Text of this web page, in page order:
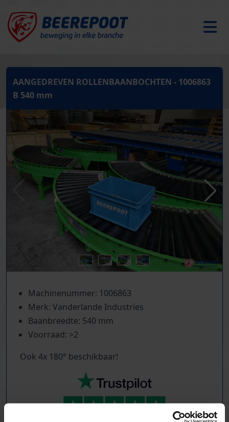
AANGEDREVEN ROLLENBAANBOCHTEN - 1006863
B 540 mm
Machinenummer: 1006863
Merk: Vanderlande Industries
Baanbreedte: 540 mm
Voorraad: >2
Ook 4x 180° beschikbaar!